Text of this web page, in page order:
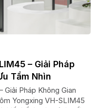
– Giải Pháp
Tầm Nhìn
Pháp Không Gian
Yongxing VH-SLIM45